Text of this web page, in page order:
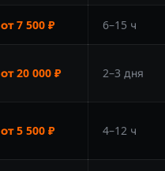
от 7 500 ₽ 6–15 ч
от 20 000 ₽ 2–3 дня
от 5 500 ₽ 4–12 ч